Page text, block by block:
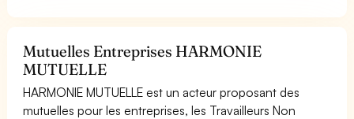
Mutuelles Entreprises HARMONIE
MUTUELLE
HARMONIE MUTUELLE est un acteur proposant des
mutuelles pour les entreprises, les Travailleurs Non